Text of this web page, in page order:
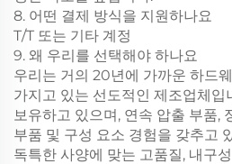
8. 어떤 결제 방식을 지원하나요
T/T 또는 기타 계정
9. 왜 우리를 선택해야 하나요
우리는 거의 20년에 가까운 하드
가지고 있는 선도적인 제조업체입
보유하고 있으며, 연속 압출 부품,
부품 및 구성 요소 경험을 갖추고
독특한 사양에 맞는 고품질, 내구